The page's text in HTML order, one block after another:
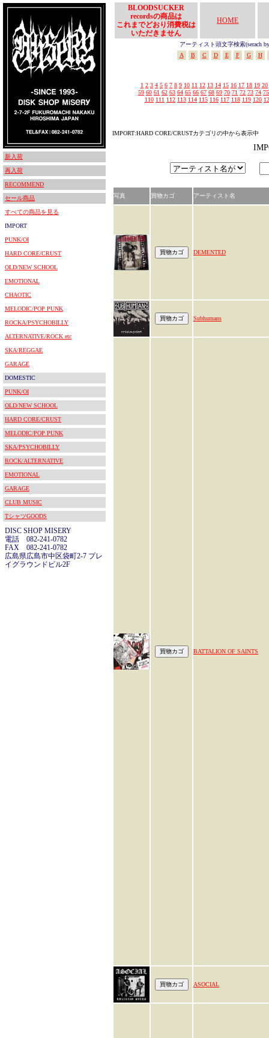
新入荷
再入荷
RECOMMEND
セール商品
すべての商品を見る
IMPORT
PUNK/OI
HARD CORE/CRUST
OLD/NEW SCHOOL
EMOTIONAL
CHAOTIC
MELODIC/POP PUNK
ROCKA/PSYCHOBILLY
ALTERNATIVE/ROCK etc
SKA/REGGAE
GARAGE
DOMESTIC
PUNK/OI
OLD/NEW SCHOOL
HARD CORE/CRUST
MELODIC/POP PUNK
SKA/PSYCHOBILLY
ROCK/ALTERNATIVE
EMOTIONAL
GARAGE
CLUB MUSIC
TシャツGOODS
DISC SHOP MISERY
電話 082-241-0782
FAX 082-241-0782
広島県広島市中区袋町2-7 プレ
イグラウンドビル2F
BLOODSUCKER
recordsの商品は
これまでどおり消費税は
いただきません
HOME
アーティスト頭文字検索(serach
A
B C D E F G H
1 2 3 4 5 6 7 8 9 10 11 12 13 14 15 16 17 18 19 20
59 60 61 62 63 64 65 66 67 68 69 70 71 72 73 74 75
110 111 112 113 114 115 116 117 118 119 120
IMPORT:HARD CORE/CRUSTカテゴリの中から表示中
写真 買物カゴ アーティスト名
DEMENTED
Subhumans
BATTALION OF SAINTS
ASOCIAL